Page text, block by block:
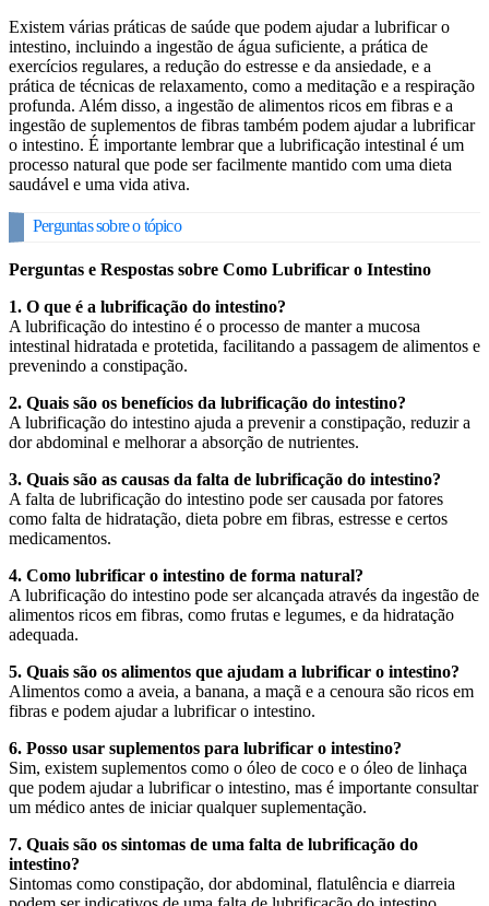
Existem várias práticas de saúde que podem ajudar a lubrificar o
intestino, incluindo a ingestão de água suficiente, a prática de
exercícios regulares, a redução do estresse e da ansiedade, e a
prática de técnicas de relaxamento, como a meditação e a respiração
profunda. Além disso, a ingestão de alimentos ricos em fibras e a
ingestão de suplementos de fibras também podem ajudar a lubrificar
o intestino. É importante lembrar que a lubrificação intestinal é um
processo natural que pode ser facilmente mantido com uma dieta
saudável e uma vida ativa.
Perguntas sobre o tópico
Perguntas e Respostas sobre Como Lubrificar o Intestino
1. O que é a lubrificação do intestino?
A lubrificação do intestino é o processo de manter a mucosa
intestinal hidratada e protetida, facilitando a passagem de alimentos e
prevenindo a constipação.
2. Quais são os benefícios da lubrificação do intestino?
A lubrificação do intestino ajuda a prevenir a constipação, reduzir a
dor abdominal e melhorar a absorção de nutrientes.
3. Quais são as causas da falta de lubrificação do intestino?
A falta de lubrificação do intestino pode ser causada por fatores
como falta de hidratação, dieta pobre em fibras, estresse e certos
medicamentos.
4. Como lubrificar o intestino de forma natural?
A lubrificação do intestino pode ser alcançada através da ingestão de
alimentos ricos em fibras, como frutas e legumes, e da hidratação
adequada.
5. Quais são os alimentos que ajudam a lubrificar o intestino?
Alimentos como a aveia, a banana, a maçã e a cenoura são ricos em
fibras e podem ajudar a lubrificar o intestino.
6. Posso usar suplementos para lubrificar o intestino?
Sim, existem suplementos como o óleo de coco e o óleo de linhaça
que podem ajudar a lubrificar o intestino, mas é importante consultar
um médico antes de iniciar qualquer suplementação.
7. Quais são os sintomas de uma falta de lubrificação do
intestino?
Sintomas como constipação, dor abdominal, flatulência e diarreia